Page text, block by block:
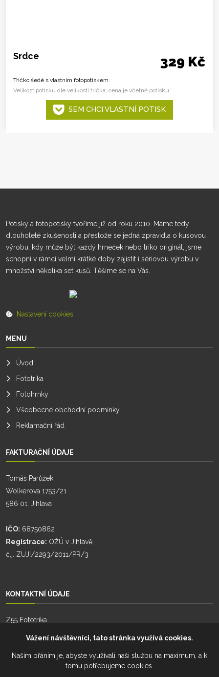
Srdce 329 Kč
Tričko šedé s vlastním fotopotiskem.
Velikost potisku dle velikosti trička, cena je včetně potisku.
SEM CHCI VLASTNÍ POTISK
Potisky a fotopotisky tvoříme již od roku 2010. Máme tedy
dlouholeté zkušenosti a přestože se jedná zpravidla o kusovou
výrobu, kdy může být každý hrneček nebo triko originál, jsme
schopni v rámci velmi krátké doby zajistit i sériovou výrobu v
množství několika set kusů. Těšíme se na Vás.
Nastavení cookies
MENU
Úvod
Fototrika
Fotohrnky
Všeobecné obchodní podmínky
Reklamační řád
FAKTURAČNÍ ÚDAJE
Tomáš Parůžek
Wolkerova 1753/21
586 01, Jihlava
IČO: 68750862
Registrace: OŽÚ v Jihlavě,
č.j. ZUJI/2293/2011/PR/3
KONTAKTNÍ ÚDAJE
Z55 Fototrika
+420 777 274 701
Vážení návštěvníci, tato stránka využívá cookies.
Naším přáním je, abyste využívali naši službu na maximum, a k
tomu potřebujeme cookies.